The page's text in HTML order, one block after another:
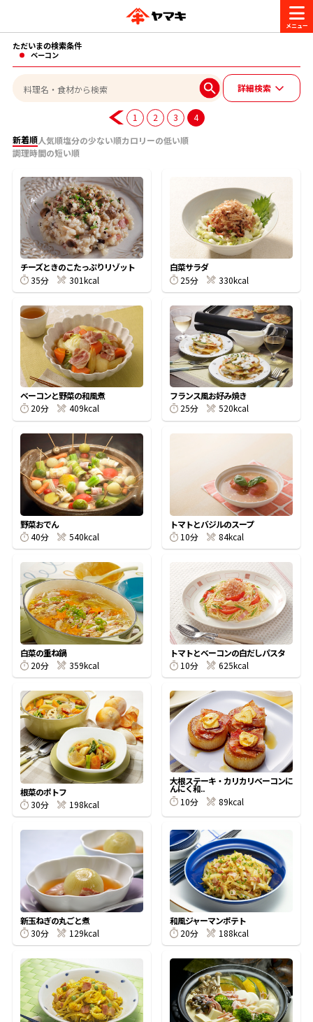
商品情報
ヤマキ『めんつゆ』 ヤマキ 割烹白だし
旨さ、別格。だし屋の鍋 韓福善シリーズ
サッと鍋® 楽チン鍋®
楽チン屋® ストレートつゆ
新鮮一番 『氷熟®』
レシピ
おいしいレシピを探す
おいしいレシピトップ
主食レシピ
主菜レシピ
汁物レシピ
時短レシピ
おいしいレシピを商品から探す
かつお節レシピ
めんつゆレシピ
割烹白だしレシピ
レシピ特設サイト
割烹白だしレシピ特集
だし巻き卵特集
かつおだしが決め手！簡単茶碗蒸し
かつお節・だしを楽しむ
かつお節・だしを知る
だしの取り方
かつお節の削り方
かつお節・だしをもっと知る
ヤマキ かつお節プラス®
かつお節・だしを楽しむ
だしコミュ
CM・キャンペーン
キャンペーン一覧
企業・採用情報
企業情報
- 百年対話
- ヤマキ かつお節プラス®
採用情報
- ジョブリターン制
お問い合わせ
ヤマキお客様相談室
オンラインショップ
コミュニティサイト
Global
ただいまの検索条件
ベーコン
詳細検索
1 2 3
4
新着順人気順塩分の少ない順カロリーの低い順
調理時間の短い順
チーズときのこたっぷりリゾット
35分
301kcal
白菜サラダ
25分
330kcal
ベーコンと野菜の和風煮
20分
409kcal
フランス風お好み焼き
25分
520kcal
野菜おでん
40分
540kcal
トマトとバジルのスープ
10分
84kcal
白菜の重ね鍋
20分
359kcal
トマトとベーコンの白だしパスタ
10分
625kcal
根菜のポトフ
30分
198kcal
大根ステーキ・カリカリベーコンに
んにく和..
10分
89kcal
新玉ねぎの丸ごと煮
30分
129kcal
和風ジャーマンポテト
20分
188kcal